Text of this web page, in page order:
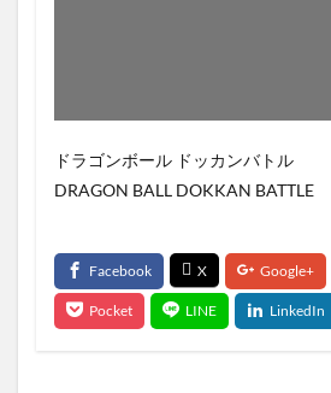
ドラゴンボール ドッカンバトル
DRAGON BALL DOKKAN BATTLE